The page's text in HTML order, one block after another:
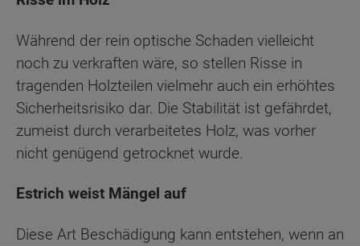
Während der rein optische Schaden vielleicht
noch zu verkraften wäre, so stellen Risse in
tragenden Holzteilen vielmehr auch ein erhöhtes
Sicherheitsrisiko dar. Die Stabilität ist gefährdet,
zumeist durch verarbeitetes Holz, was vorher
nicht genügend getrocknet wurde.
Estrich weist Mängel auf
Diese Art Beschädigung kann entstehen, wenn an